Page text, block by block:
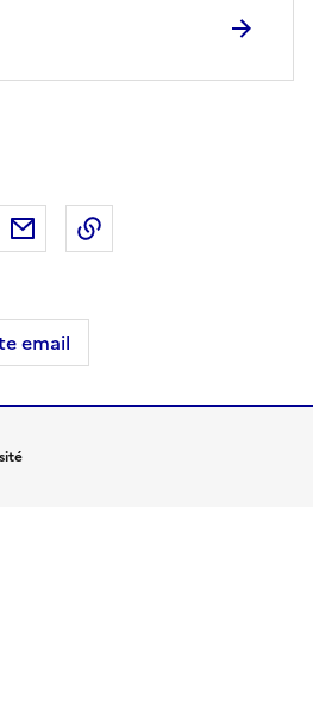
X (anciennement Twitter)
sur LinkedIn
Partager par email
email